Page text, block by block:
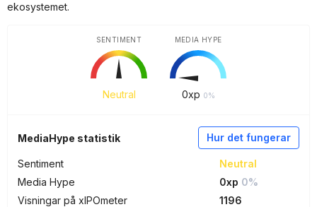
ekosystemet.
Neutral
SENTIMENT
0xp 0%
MEDIA HYPE
Hur det fungerar
MediaHype statistik
Sentiment
Neutral
Media Hype
0xp 0%
Visningar på xIPOmeter
1196